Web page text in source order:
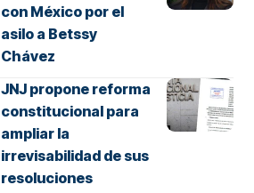
con México por el
asilo a Betssy
Chávez
JNJ propone reforma
constitucional para
ampliar la
irrevisabilidad de sus
resoluciones